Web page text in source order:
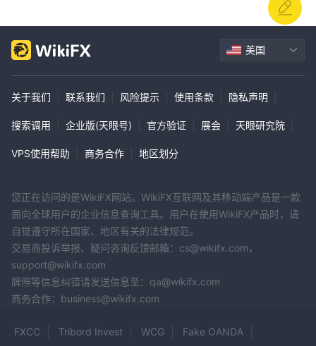
美国
关于我们 联系我们 风险提示 使用条款 隐私声明
搜索调用 企业版(天眼号) 官方验证 展会 天眼研究院
VPS使用帮助 商务合作 地区划分
您正在访问的是WikiFX网站。WikiFX互联网及其移动端产品是一款
面向全球用户的企业信息查询工具。用户在使用WikiFX产品时，请
自觉遵守所在国家、地区有关的法律规范。
交易商投诉举报、疑问咨询反馈邮箱：cs@wikifx.com，
support@wikifx.com
牌照等信息纠错请发送信息至：qa@wikifx.com
商务合作：business@wikifx.com
FXCC Tribord Invest WCG Fake OANDA